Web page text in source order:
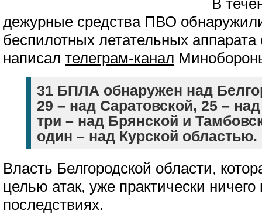
В
дежурные средства ПВО
беспилотных летательных аппарата
написал телеграм-канал
31 БПЛА обнаружен над
29 – над Саратовской, 25 –
три – над Брянской и
один – над Курской областью.
Власть Белгородской области,
целью атак, уже практически
последствиях.